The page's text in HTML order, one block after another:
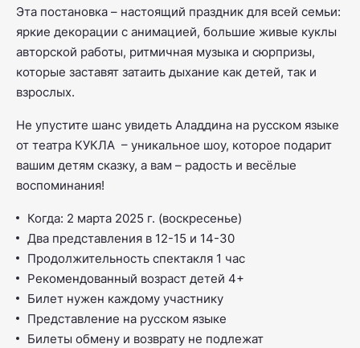
Эта постановка – настоящий праздник для всей семьи:
яркие декорации с анимацией, большие живые куклы
авторской работы, ритмичная музыка и сюрпризы,
которые заставят затаить дыхание как детей, так и
взрослых.
Не упустите шанс увидеть Аладдина на русском языке
от театра КУКЛА – уникальное шоу, которое подарит
вашим детям сказку, а вам – радость и весёлые
воспоминания!
Когда: 2 марта 2025 г. (воскресенье)
Два представления в 12-15 и 14-30
Продолжительность спектакля 1 час
Рекомендованный возраст детей 4+
Билет нужен каждому участнику
Представление на русском языке
Билеты обмену и возврату не подлежат